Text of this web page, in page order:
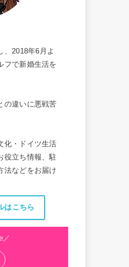
、2018年6月よ
フで新婚生活を
の違いに悪戦苦
化・ドイツ生活
役立ち情報、駐
法などをお届け
はこちら
／